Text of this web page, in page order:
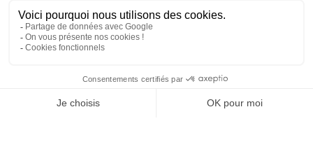
NOTRE SOCIÉTÉ
VOTRE COMPTE